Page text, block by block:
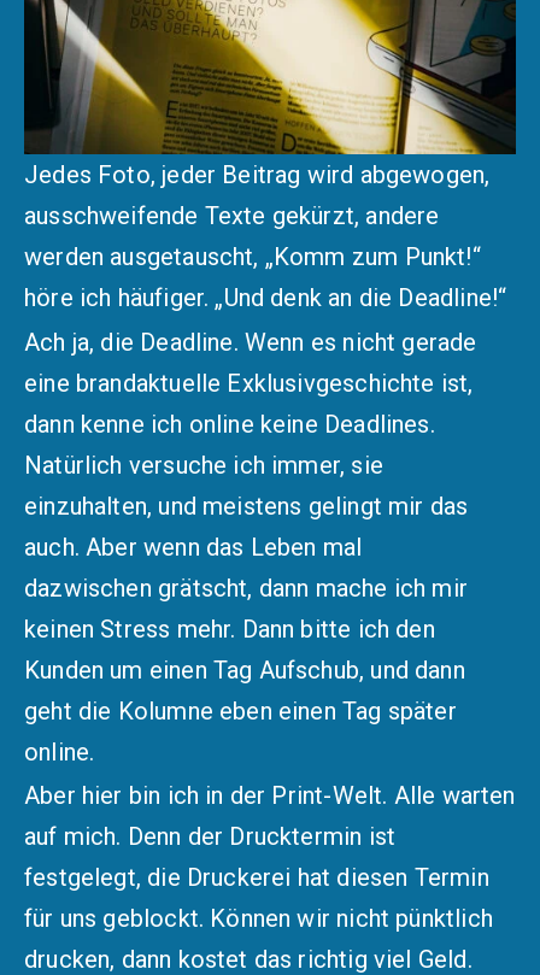
Jedes Foto, jeder Beitrag wird abgewogen,
ausschweifende Texte gekürzt, andere
werden ausgetauscht, „Komm zum Punkt!“
höre ich häufiger. „Und denk an die Deadline!“
Ach ja, die Deadline. Wenn es nicht gerade
eine brandaktuelle Exklusivgeschichte ist,
dann kenne ich online keine Deadlines.
Natürlich versuche ich immer, sie
einzuhalten, und meistens gelingt mir das
auch. Aber wenn das Leben mal
dazwischen grätscht, dann mache ich mir
keinen Stress mehr. Dann bitte ich den
Kunden um einen Tag Aufschub, und dann
geht die Kolumne eben einen Tag später
online.
Aber hier bin ich in der Print-Welt. Alle warten
auf mich. Denn der Drucktermin ist
festgelegt, die Druckerei hat diesen Termin
für uns geblockt. Können wir nicht pünktlich
drucken, dann kostet das richtig viel Geld.